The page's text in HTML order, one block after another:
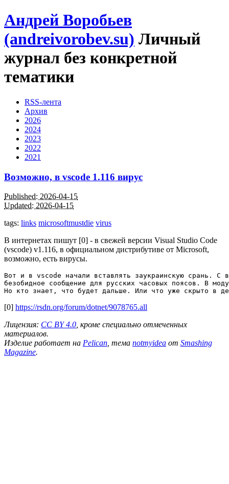
Андрей Воробьев
(andreivorobev.su) Личный
журнал без конкретной
тематики
RSS-лента
Архив
2026
2024
2023
2022
2021
Возможно, в vscode 1.116 вирус
Published: 2026-04-15
Updated: 2026-04-15
tags: links microsoftmustdie virus
В интернетах пишут [0] - в свежей версии Visual Studio Code
(vscode) v1.116, в официальном дистрибутиве от Microsoft,
возможно, есть вирусы.
Вот и в vscode начали вставлять заукраинскую срань. С
безобидное сообщение для русских часовых поясов. В
[0] https://rsdn.org/forum/dotnet/9078765.all
Лицензия: CC BY 4.0 , кроме специально отмеченных
материалов.
Изделие работает на Pelican , тема notmyidea от Smashing
Magazine.